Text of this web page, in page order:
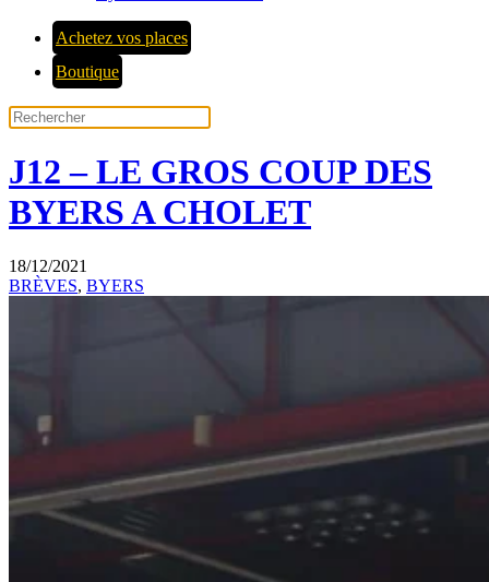
Achetez vos places
Boutique
J12 – LE GROS COUP DES
BYERS A CHOLET
18/12/2021
BRÈVES, BYERS